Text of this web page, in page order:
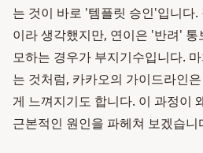
는 것이 바로 '템플릿 승인'입니다
이라 생각했지만, 연이은 '반려'
모하는 경우가 부지기수입니다.
는 것처럼, 카카오의 가이드라인
게 느껴지기도 합니다. 이 과정이
근본적인 원인을 파헤쳐 보겠습니